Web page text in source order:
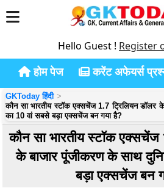
Hello Guest ! Register
होम पेज करेंट अफेयर्स
GKToday हिंदी
कौन सा भारतीय स्टॉक एक्सचेंज 1.7 ट्रिलियन डॉलर
का 10 वां सबसे बड़ा एक्सचेंज बन गया है?
कौन सा भारतीय स्टॉक एक्सचेंज
के बाजार पूंजीकरण के साथ
बड़ा एक्सचेंज बन